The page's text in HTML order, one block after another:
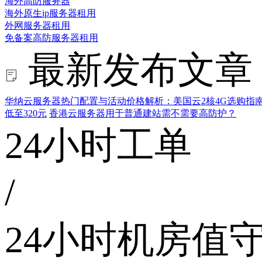
海外原生ip服务器租用
外网服务器租用
免备案高防服务器租用
最新发布文章
华纳云服务器热门配置与活动价格解析：美国云2核4G选购指
低至320元 香港云服务器用于普通建站需不需要高防护？
24小时工单
/
24小时机房值